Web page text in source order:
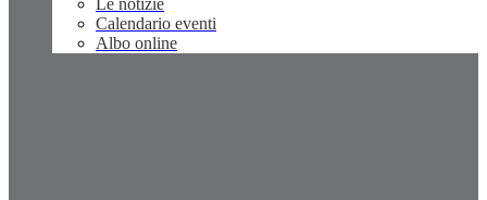
Le notizie
Calendario eventi
Albo online